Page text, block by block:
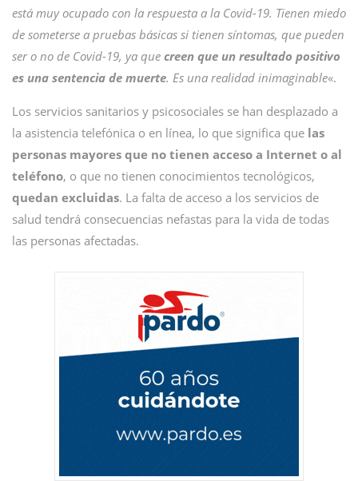
está muy ocupado con la respuesta a la Covid-19. Tienen miedo
de someterse a pruebas básicas si tienen síntomas, que pueden
ser o no de Covid-19, ya que creen que un resultado positivo
es una sentencia de muerte. Es una realidad inimaginable«.
Los servicios sanitarios y psicosociales se han desplazado a
la asistencia telefónica o en línea, lo que significa que las
personas mayores que no tienen acceso a Internet o al
teléfono, o que no tienen conocimientos tecnológicos,
quedan excluidas. La falta de acceso a los servicios de
salud tendrá consecuencias nefastas para la vida de todas
las personas afectadas.